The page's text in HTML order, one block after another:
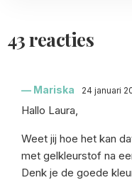
43 reacties
Mariska 24 januari
Hallo Laura,
Weet jij hoe het kan
met gelkleurstof na
Denk je de goede